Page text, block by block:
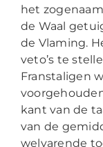
het
de Waal
de Vlaming.
veto’s te
Franstaligen
kant van de
van de
welvarende